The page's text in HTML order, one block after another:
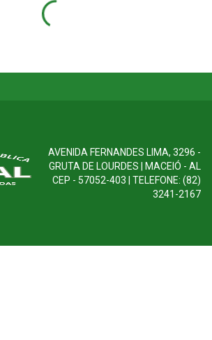
AVENIDA FERNANDES LIMA, 3296 -
GRUTA DE LOURDES | MACEIÓ - AL
CEP - 57052-403 | TELEFONE: (82)
3241-2167